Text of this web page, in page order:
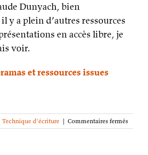
Dunyach, bien
y a plein d’autres ressources
en accès libre, je
voir.
et ressources issues
Technique d'écriture | Commentaires ferméssur
Les